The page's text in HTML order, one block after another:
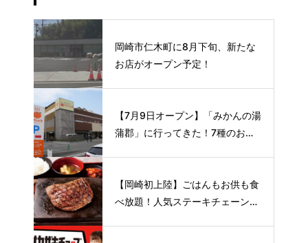
岡崎市仁木町に8月下旬、新たな
お店がオープン予定！
【7月9日オープン】「みかんの湯
蒲郡」に行ってきた！7種のお風
【岡崎初上陸】ごはんもお供も食
べ放題！人気ステーキチェーン